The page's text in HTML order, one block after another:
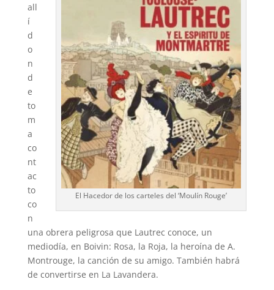
El Hacedor de los carteles del ‘Moulín Rouge’
all
í
d
o
n
d
e
to
m
a
co
nt
ac
to
co
n
una obrera peligrosa que Lautrec conoce, un
mediodía, en Boivin: Rosa, la Roja, la heroína de A.
Montrouge, la canción de su amigo. También habrá
de convertirse en La Lavandera.